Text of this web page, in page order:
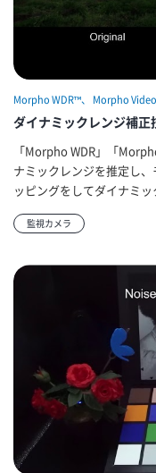
Morpho WDR™、 Morpho
ダイナミックレンジ補正
「Morpho WDR」「
ナミックレンジを推定し
ッピングをしてダイナミッ
監視カメラ